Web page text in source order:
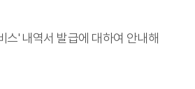
스' 내역서 발급에 대하여 안내해